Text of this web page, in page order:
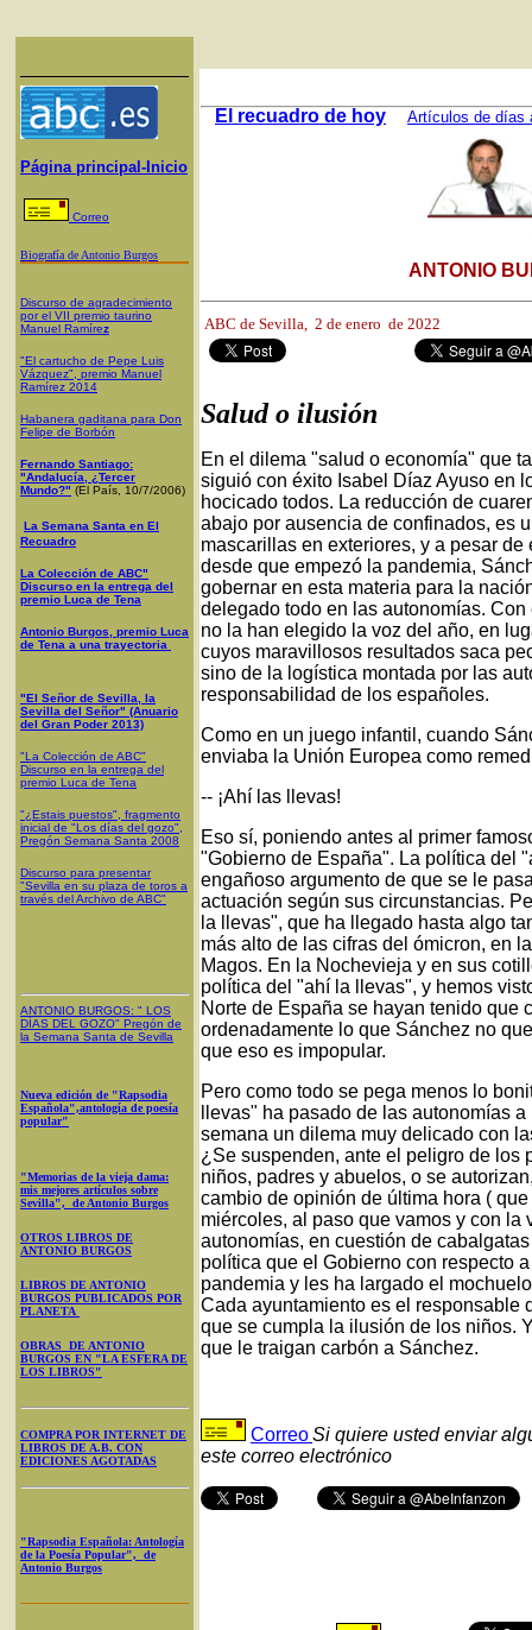
Página principal-Inicio
Correo
Biografía de Antonio Burgos
Discurso de agradecimiento
por el VII premio taurino
Manuel Ramírez
"El cartucho de Pepe Luis
Vázquez", premio Manuel
Ramírez 2014
Habanera gaditana para Don
Felipe de Borbón
Fernando Santiago:
"Andalucía, ¿Tercer
Mundo?" (El País, 10/7/2006)
La Semana Santa en El
Recuadro
La Colección de ABC"
Discurso en la entrega del
premio Luca de Tena
Antonio Burgos, premio Luca
de Tena a una trayectoria
"El Señor de Sevilla, la
Sevilla del Señor" (Anuario
del Gran Poder 2013)
"La Colección de ABC"
Discurso en la entrega del
premio Luca de Tena
"¿Estais puestos", fragmento
inicial de "Los días del gozo",
Pregón Semana Santa 2008
Discurso para presentar
"Sevilla en su plaza de toros a
través del Archivo de ABC"
ANTONIO BURGOS: " LOS
DÍAS DEL GOZO" Pregón de
la Semana Santa de Sevilla
Nueva edición de "Rapsodia
Española",antología de poesía
popular"
"Memorias de la vieja dama:
mis mejores artículos sobre
Sevilla", de Antonio Burgos
OTROS LIBROS DE
ANTONIO BURGOS
LIBROS DE ANTONIO
BURGOS PUBLICADOS POR
PLANETA
OBRAS DE ANTONIO
BURGOS EN "LA ESFERA DE
LOS LIBROS"
COMPRA POR INTERNET DE
LIBROS DE A.B. CON
EDICIONES AGOTADAS
"Rapsodia Española: Antología
de la Poesía Popular", de
Antonio Burgos
El recuadro de hoy Artículos de días
ANTONIO
ABC de Sevilla, 2 de enero de 2022
Salud o ilusión
En el dilema "salud o economía" que
siguió con éxito Isabel Díaz Ayuso en
hocicado todos. La reducción de
abajo por ausencia de confinados, es
mascarillas en exteriores, y a pesar
desde que empezó la pandemia,
gobernar en esta materia para la
delegado todo en las autonomías.
no la han elegido la voz del año, en
cuyos maravillosos resultados saca
sino de la logística montada por las
responsabilidad de los españoles.
Como en un juego infantil, cuando
enviaba la Unión Europea como
-- ¡Ahí las llevas!
Eso sí, poniendo antes al primer
"Gobierno de España". La política del
engañoso argumento de que se le
actuación según sus circunstancias.
la llevas", que ha llegado hasta algo
más alto de las cifras del ómicron, en
Magos. En la Nochevieja y en sus
política del "ahí la llevas", y hemos
Norte de España se hayan tenido que
ordenadamente lo que Sánchez no
que eso es impopular.
Pero como todo se pega menos lo
llevas" ha pasado de las autonomías
semana un dilema muy delicado con
¿Se suspenden, ante el peligro de los
niños, padres y abuelos, o se
cambio de opinión de última hora (
miércoles, al paso que vamos y con
autonomías, en cuestión de
política que el Gobierno con respecto
pandemia y les ha largado el
Cada ayuntamiento es el responsable
que se cumpla la ilusión de los niños.
que le traigan carbón a Sánchez.
CorreoSi quiere usted enviar
este correo electrónico